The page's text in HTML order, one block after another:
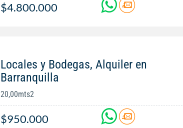
$4.800.000
Locales y Bodegas, Alquiler en
Barranquilla
20,00mts2
$950.000